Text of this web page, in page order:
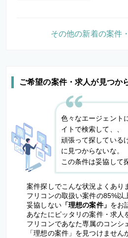
ご希望の案件・求人が見つか
色々なエージェント
イトで検索して、、
頑張って探している
に見つからないな。
この条件は妥協して
案件探しでこんな状況よくあり
フリコンの取扱い案件の85%以
妥協しない「理想の案件」 をお
あなたにピッタリの案件・求人
フリコンであなた専属のコンシ
「理想の案件」を見つけません
その他の新着の案件